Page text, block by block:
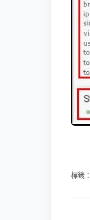
標籤：